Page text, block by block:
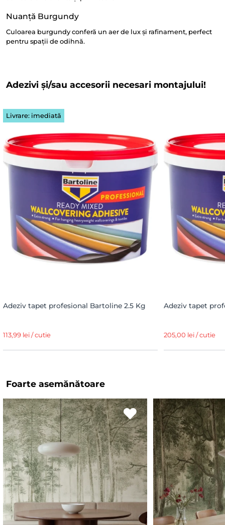
Nuanță Burgundy
Culoarea burgundy conferă un aer de lux și rafinament, perfect
pentru spații de odihnă.
Adezivi și/sau accesorii necesari montajului!
Livrare: imediată
Adeziv tapet profesional Bartoline 2.5 Kg
113,99 lei / cutie
Adeziv tapet
205,00 lei / cutie
Foarte asemănătoare